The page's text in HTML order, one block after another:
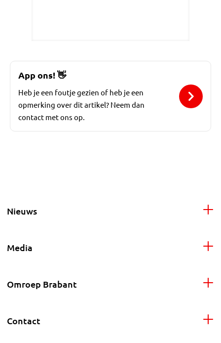
App ons!👋
Heb je een foutje gezien of heb je een
opmerking over dit artikel? Neem dan
contact met ons op.
Nieuws
Media
Omroep Brabant
Contact